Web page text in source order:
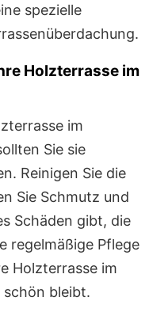
spezielle
Holzterrasse im
im
Sie sie
Reinigen Sie die
Sie Schmutz und
Schäden gibt, die
regelmäßige Pflege
Holzterrasse im
bleibt.